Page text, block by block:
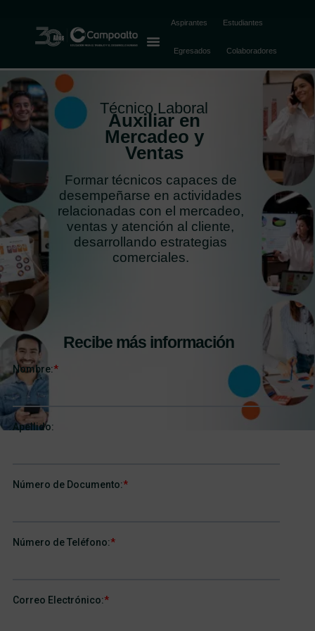
Aspirantes Estudiantes
Egresados Colaboradores
Técnico Laboral
Auxiliar en
Mercadeo y
Ventas
Formar técnicos capaces de
desempeñarse en actividades
relacionadas con el mercadeo,
ventas y atención al cliente,
desarrollando estrategias
comerciales.
Recibe más información